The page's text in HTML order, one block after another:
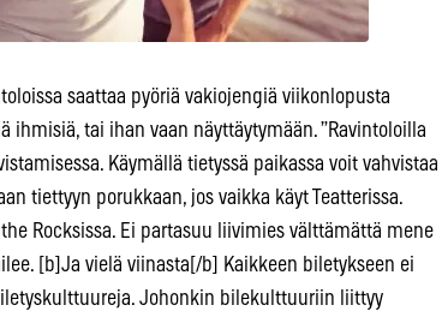
saattaa pyöriä vakiojengiä viikonlopusta
ihmisiä, tai ihan vaan näyttäytymään. ”Ravintoloilla
Käymällä tietyssä paikassa voit vahvistaa
tiettyyn porukkaan, jos vaikka käyt Teatterissa.
Rocksissa. Ei partasuu liivimies välttämättä mene
[b]Ja vielä viinasta[/b] Kaikkeen biletykseen ei
Johonkin bilekulttuuriin liittyy